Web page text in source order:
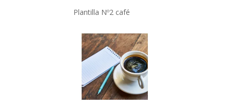
Plantilla Nº2 café